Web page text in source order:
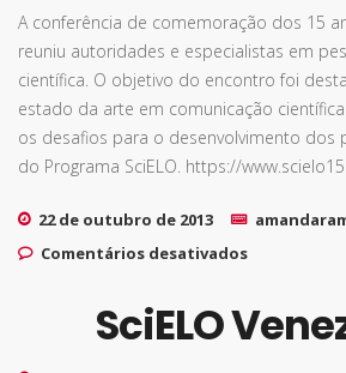
A conferência de comemoração dos 15
reuniu autoridades e especialistas em
científica. O objetivo do encontro foi
estado da arte em comunicação
os desafios para o desenvolvimento dos
do Programa SciELO. https://
22 de outubro de 2013
Comentários desativadosem
SciELO